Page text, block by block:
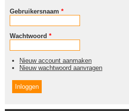
Gebruikersnaam *
Wachtwoord *
Nieuw account aanmaken
Nieuw wachtwoord aanvragen